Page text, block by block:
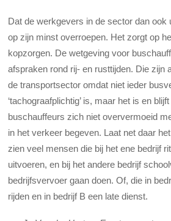
Dat de werkgevers in de sector dan ook
op zijn minst overroepen. Het zorgt op
kopzorgen. De wetgeving voor
afspraken rond rij- en rusttijden. Die zijn
de transportsector omdat niet ieder
‘tachograafplichtig’ is, maar het is en
buschauffeurs zich niet oververmoeid
in het verkeer begeven. Laat net daar
zien veel mensen die bij het ene bedrijf
uitvoeren, en bij het andere bedrijf
bedrijfsvervoer gaan doen. Of, die in
rijden en in bedrijf B een late dienst.